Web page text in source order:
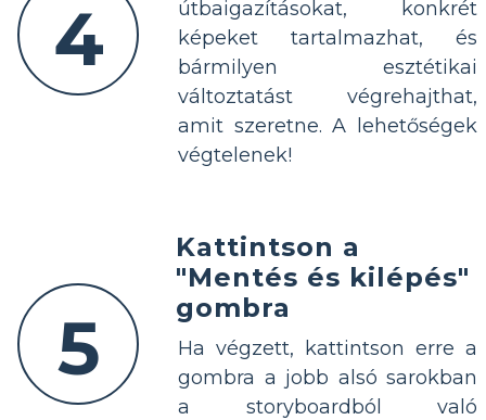
4
útbaigazításokat, konkrét
képeket tartalmazhat, és
bármilyen esztétikai
változtatást végrehajthat,
amit szeretne. A lehetőségek
végtelenek!
5
Kattintson a
"Mentés és kilépés"
gombra
Ha végzett, kattintson erre a
gombra a jobb alsó sarokban
a storyboardból való